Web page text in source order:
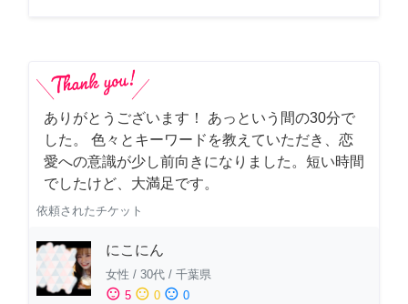
ありがとうございます！ あっという間の30分で
した。 色々とキーワードを教えていただき、恋
愛への意識が少し前向きになりました。短い時間
でしたけど、大満足です。
依頼されたチケット
にこにん
女性 / 30代 / 千葉県
sentiment_satisfied 5 sentiment_neutral 0 sentiment_dissatisfied 0